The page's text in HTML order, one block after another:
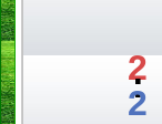
2
:
2